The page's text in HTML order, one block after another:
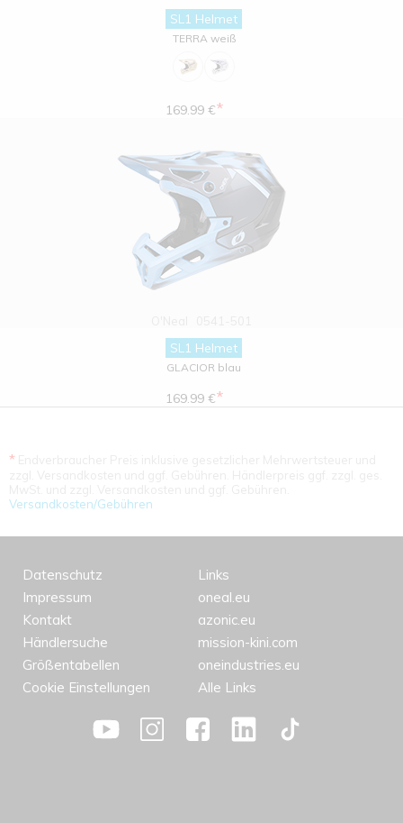
SL1 Helmet
TERRA weiß
169.99 €*
SL1 Helmet
GLACIOR blau
169.99 €*
*
Versandkosten/Gebühren
Datenschutz
Impressum
Kontakt
Händlersuche
Größentabellen
Cookie Einstellungen
Links
oneal.eu
azonic.eu
mission-kini.com
oneindustries.eu
Alle Links